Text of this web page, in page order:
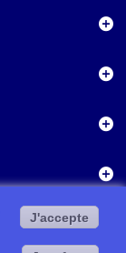
J'accepte